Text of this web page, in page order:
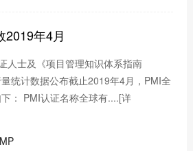
2019年4月
人士及《项目管理知识体系指南
统计数据公布截止2019年4月，PMI全
： PMI认证名称全球有....[详